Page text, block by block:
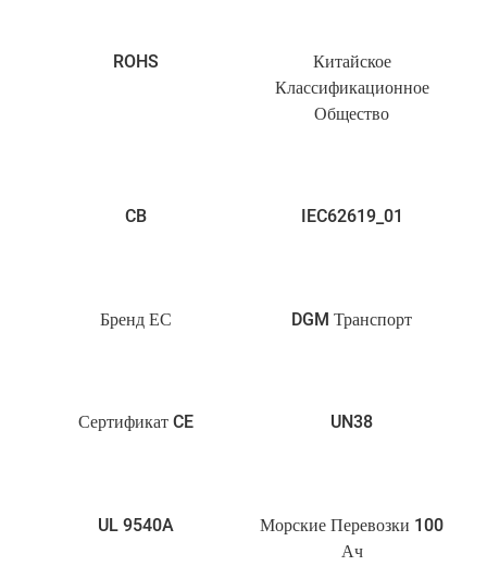
ROHS
Китайское
Классификационное
Общество
CB IEC62619_01
Бренд ЕС DGM Транспорт
Сертификат CE UN38
UL 9540A
Морские Перевозки 100
Ач